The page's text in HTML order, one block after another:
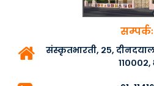
kashi
नियोजितः -
सम्पर्कः
संस्कृतभारती, २५,